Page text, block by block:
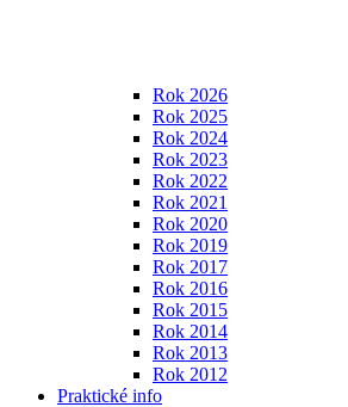
Rok 2026
Rok 2025
Rok 2024
Rok 2023
Rok 2022
Rok 2021
Rok 2020
Rok 2019
Rok 2017
Rok 2016
Rok 2015
Rok 2014
Rok 2013
Rok 2012
Praktické info